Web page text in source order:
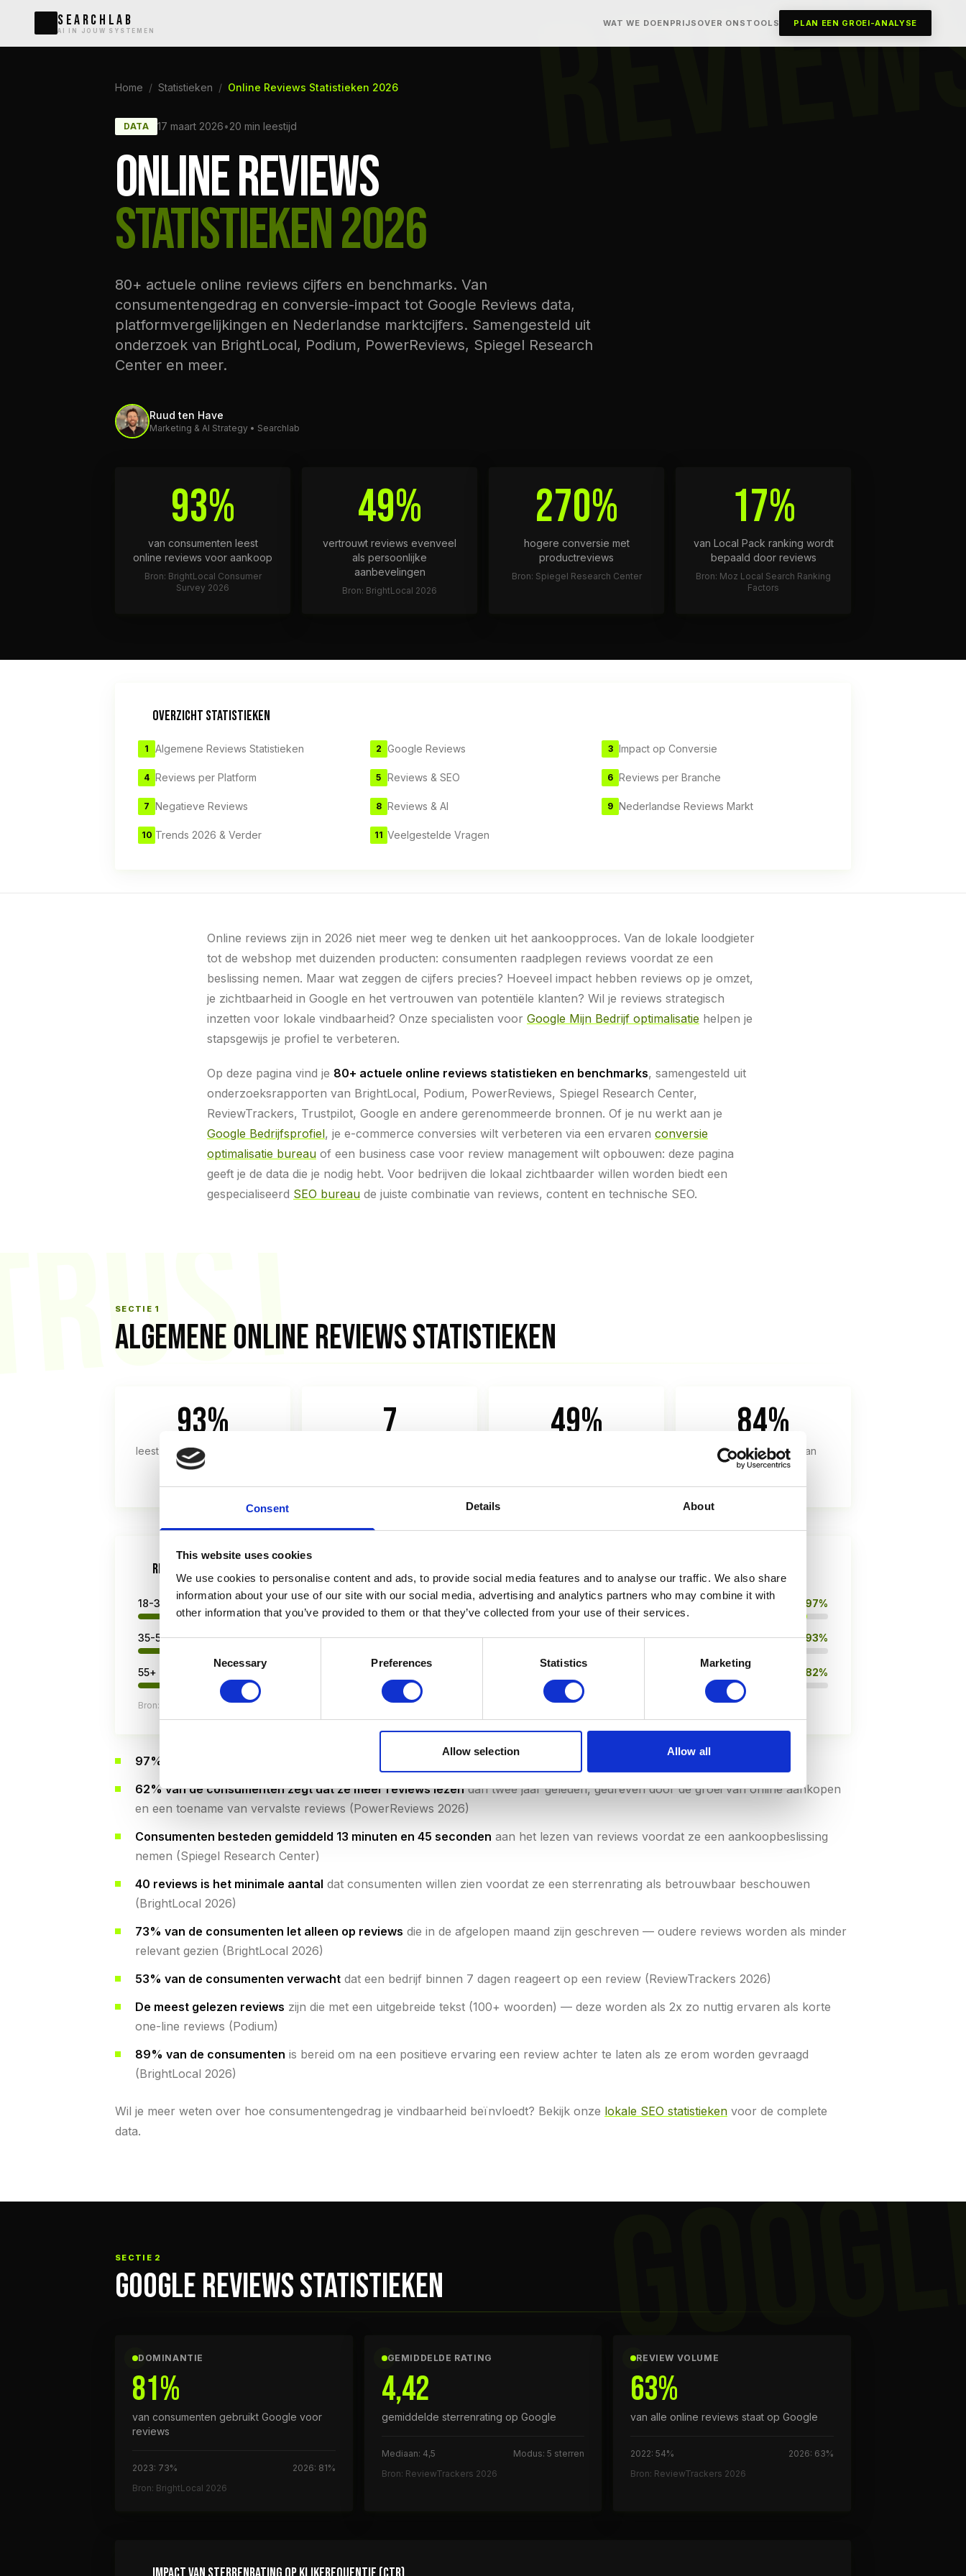
Consent Details About
This website uses cookies
We use cookies to personalise content and ads, to provide social media features and to analyse our traffic. We also share
information about your use of our site with our social media, advertising and analytics partners who may combine it with
other information that you’ve provided to them or that they’ve collected from your use of their services.
Consent
Necessary Preferences Statistics Marketing
Allow selection Allow all
SEARCHLAB
AI IN JOUW SYSTEMEN
WAT WE DOEN PRIJS OVER ONS TOOLS PLAN EEN GROEI-ANALYSE
Home / Statistieken / Online Reviews Statistieken 2026
DATA 17 maart 2026•20 min leestijd
ONLINE REVIEWS
STATISTIEKEN 2026
80+ actuele online reviews cijfers en benchmarks. Van
consumentengedrag en conversie-impact tot Google Reviews data,
platformvergelijkingen en Nederlandse marktcijfers. Samengesteld uit
onderzoek van BrightLocal, Podium, PowerReviews, Spiegel Research
Center en meer.
Ruud ten Have
Marketing & AI Strategy • Searchlab
93%
van consumenten leest
online reviews voor aankoop
Bron: BrightLocal Consumer
Survey 2026
49%
vertrouwt reviews evenveel
als persoonlijke
aanbevelingen
Bron: BrightLocal 2026
270%
hogere conversie met
productreviews
Bron: Spiegel Research Center
17%
van Local Pack ranking wordt
bepaald door reviews
Bron: Moz Local Search Ranking
Factors
OVERZICHT STATISTIEKEN
1 Algemene Reviews Statistieken 2 Google Reviews 3 Impact op Conversie
4 Reviews per Platform 5 Reviews & SEO 6 Reviews per Branche
7 Negatieve Reviews 8 Reviews & AI 9 Nederlandse Reviews Markt
10 Trends 2026 & Verder 11 Veelgestelde Vragen
Online reviews zijn in 2026 niet meer weg te denken uit het aankoopproces. Van de lokale loodgieter
tot de webshop met duizenden producten: consumenten raadplegen reviews voordat ze een
beslissing nemen. Maar wat zeggen de cijfers precies? Hoeveel impact hebben reviews op je omzet,
je zichtbaarheid in Google en het vertrouwen van potentiële klanten? Wil je reviews strategisch
inzetten voor lokale vindbaarheid? Onze specialisten voor Google Mijn Bedrijf optimalisatie helpen je
stapsgewijs je profiel te verbeteren.
Op deze pagina vind je 80+ actuele online reviews statistieken en benchmarks, samengesteld uit
onderzoeksrapporten van BrightLocal, Podium, PowerReviews, Spiegel Research Center,
ReviewTrackers, Trustpilot, Google en andere gerenommeerde bronnen. Of je nu werkt aan je
Google Bedrijfsprofiel, je e-commerce conversies wilt verbeteren via een ervaren conversie
optimalisatie bureau of een business case voor review management wilt opbouwen: deze pagina
geeft je de data die je nodig hebt. Voor bedrijven die lokaal zichtbaarder willen worden biedt een
gespecialiseerd SEO bureau de juiste combinatie van reviews, content en technische SEO.
SECTIE 1
ALGEMENE ONLINE REVIEWS STATISTIEKEN
93%
leest reviews voor aankoop
BrightLocal 2026
7
Podium 2026
49%
BrightLocal 2026
84%
vertrouwt reviews van
vreemden online
Podium 2026
REVIEWGEDRAG PER LEEFTIJDSGROEP
18-34 jaar (leest reviews) 97%
35-54 jaar (leest reviews) 93%
55+ jaar (leest reviews) 82%
Bron: BrightLocal Consumer Review Survey 2026, Podium State of Reviews 2026
97% van de consumenten die reviews lezen
62% van de consumenten zegt dat ze meer reviews lezendan twee jaar geleden, gedreven door de groei van online aankopen
en een toename van vervalste reviews (PowerReviews 2026)
Consumenten besteden gemiddeld 13 minuten en 45 seconden aan het lezen van reviews voordat ze een aankoopbeslissing
nemen (Spiegel Research Center)
40 reviews is het minimale aantal dat consumenten willen zien voordat ze een sterrenrating als betrouwbaar beschouwen
(BrightLocal 2026)
73% van de consumenten let alleen op reviews die in de afgelopen maand zijn geschreven — oudere reviews worden als minder
relevant gezien (BrightLocal 2026)
53% van de consumenten verwacht dat een bedrijf binnen 7 dagen reageert op een review (ReviewTrackers 2026)
De meest gelezen reviews zijn die met een uitgebreide tekst (100+ woorden) — deze worden als 2x zo nuttig ervaren als korte
one-line reviews (Podium)
89% van de consumenten is bereid om na een positieve ervaring een review achter te laten als ze erom worden gevraagd
(BrightLocal 2026)
Wil je meer weten over hoe consumentengedrag je vindbaarheid beïnvloedt? Bekijk onze lokale SEO statistieken voor de complete
data.
SECTIE 2
GOOGLE REVIEWS STATISTIEKEN
DOMINANTIE
81%
van consumenten gebruikt Google voor
reviews
2023: 73%
2026: 81%
Bron: BrightLocal 2026
GEMIDDELDE RATING
4,42
gemiddelde sterrenrating op Google
Mediaan: 4,5
Modus: 5 sterren
Bron: ReviewTrackers 2026
REVIEW VOLUME
63%
van alle online reviews staat op Google
2022: 54%
2026: 63%
Bron: ReviewTrackers 2026